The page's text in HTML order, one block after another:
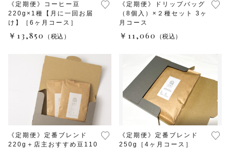
《定期便》コーヒー豆
220g×1種【月に一回お届
け】［6ヶ月コース］
￥13,850 （税込）
《定期便》ドリップバッグ
（8個入）×２種セット 3ヶ
月コース
￥11,060 （税込）
《定期便》定番ブレンド
220g＋店主おすすめ豆110
《定期便》定番ブレンド
250g［4ヶ月コース］